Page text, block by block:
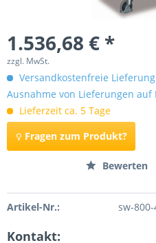
1.536,68 € *
zzgl. MwSt.
Versandkostenfreie
Ausnahme von Lieferungen auf
Lieferzeit ca. 5 Tage
Fragen zum Produkt?
Bewerten
Artikel-Nr.: sw-800-
Kontakt: